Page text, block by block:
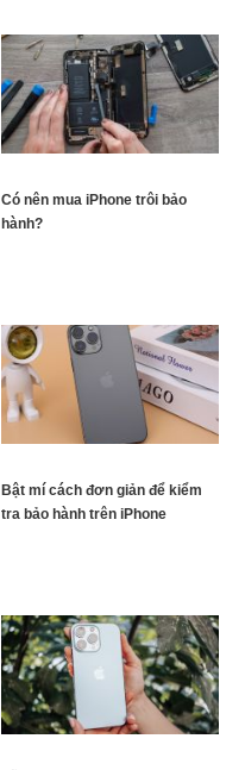
Có nên mua iPhone trôi bảo
hành?
Bật mí cách đơn giản để kiểm
tra bảo hành trên iPhone